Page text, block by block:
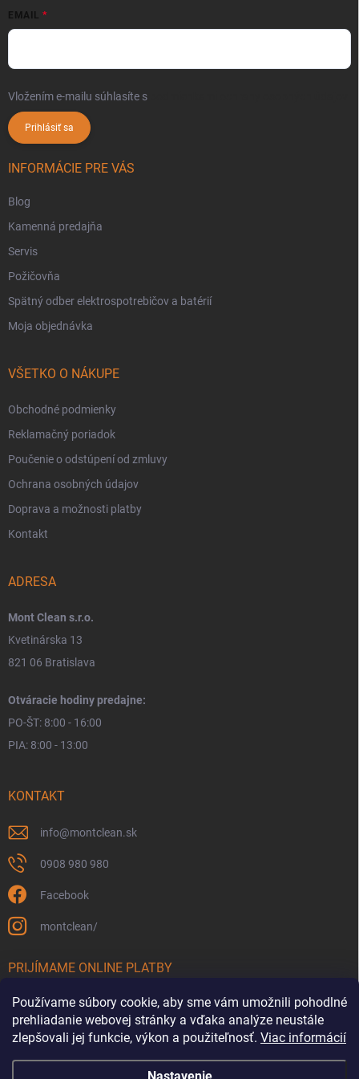
Používame súbory cookie, aby sme vám umožnili pohodlné
prehliadanie webovej stránky a vďaka analýze neustále
zlepšovali jej funkcie, výkon a použiteľnosť. Viac informácií
EMAIL
Vložením e-mailu súhlasíte s
Prihlásiť sa
INFORMÁCIE PRE VÁS
Blog
Kamenná predajňa
Servis
Požičovňa
Spätný odber elektrospotrebičov a batérií
Moja objednávka
VŠETKO O NÁKUPE
Obchodné podmienky
Reklamačný poriadok
Poučenie o odstúpení od zmluvy
Ochrana osobných údajov
Doprava a možnosti platby
Kontakt
ADRESA
Mont Clean s.r.o.
Kvetinárska 13
821 06 Bratislava
Otváracie hodiny predajne:
PO-ŠT: 8:00 - 16:00
PIA: 8:00 - 13:00
KONTAKT
info@montclean.sk
0908 980 980
Facebook
montclean/
PRIJÍMAME ONLINE PLATBY